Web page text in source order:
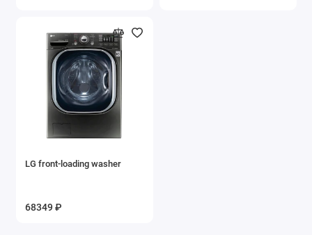
LG front-loading washer
68349 ₽